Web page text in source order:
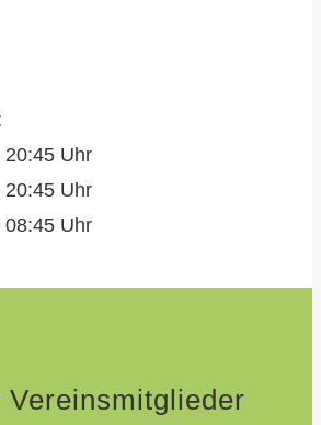
20:45 Uhr
20:45 Uhr
08:45 Uhr
Vereinsmitglieder